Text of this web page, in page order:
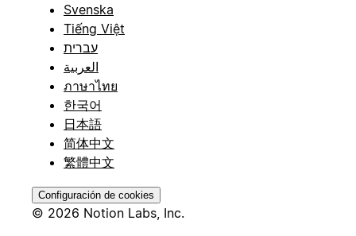
Svenska
Tiếng Việt
עברית
العربية
ภาษาไทย
한국어
日本語
简体中文
繁體中文
Configuración de cookies
© 2026 Notion Labs, Inc.